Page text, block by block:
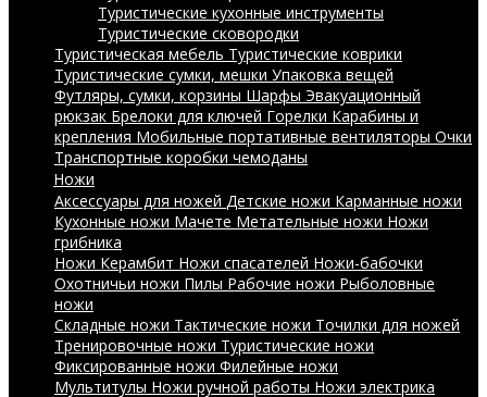
Туристические кухонные инструменты
Туристические сковородки
Туристическая мебель Туристические коврики
Туристические сумки, мешки Упаковка вещей
Футляры, сумки, корзины Шарфы Эвакуационный
рюкзак Брелоки для ключей Горелки Карабины и
крепления Мобильные портативные вентиляторы Очки
Транспортные коробки чемоданы
Ножи
Аксессуары для ножей Детские ножи Карманные ножи
Кухонные ножи Мачете Метательные ножи Ножи
грибника
Ножи Керамбит Ножи спасателей Ножи-бабочки
Охотничьи ножи Пилы Рабочие ножи Рыболовные
ножи
Складные ножи Тактические ножи Точилки для ножей
Тренировочные ножи Туристические ножи
Фиксированные ножи Филейные ножи
Мультитулы Ножи ручной работы Ножи электрика